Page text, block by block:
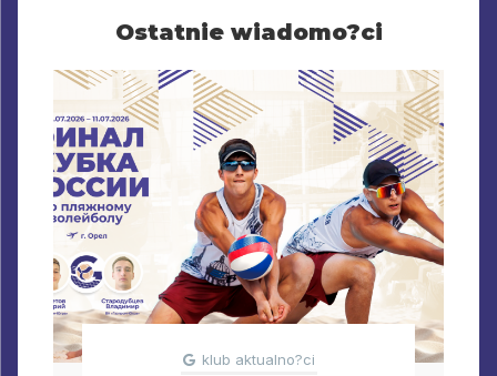
Ostatnie wiadomo?ci
klub aktualno?ci